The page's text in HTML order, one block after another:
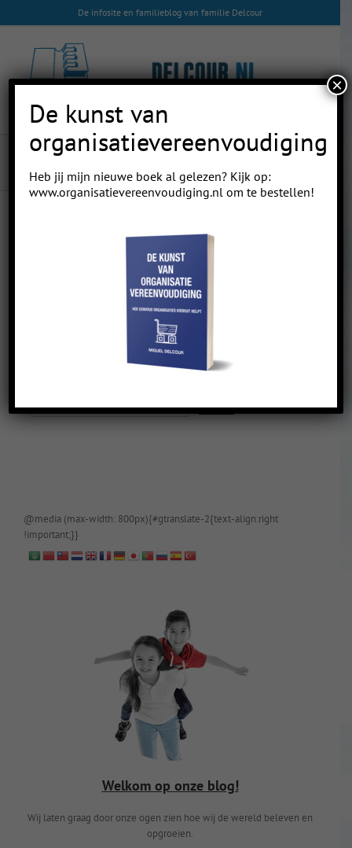
to
De infosite en familieblog van familie Delcour
Privé zwemles
De blog is (tijdelijk) afgeschermd, als je toegang wilt, app of mail
@media (max-width: 800px){#gtranslate-2{text-align:right
!important;}}
Welkom op onze blog!
Wij laten graag door onze ogen zien hoe wij de wereld beleven en
opgroeien.
De kunst van
organisatievereenvoudiging
Heb jij mijn nieuwe boek al gelezen? Kijk op:
www.organisatievereenvoudiging.nl om te bestellen!
×